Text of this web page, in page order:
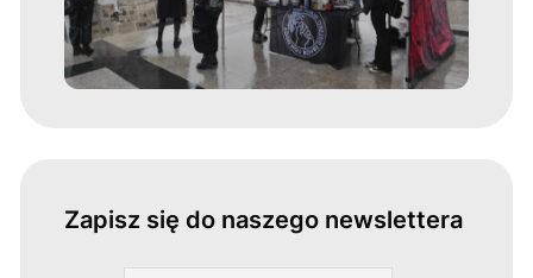
Zapisz się do naszego newslettera